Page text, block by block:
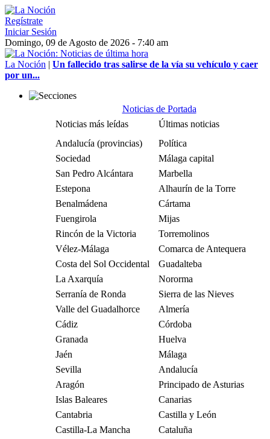
Regístrate
Iniciar Sesión
Domingo, 09 de Agosto de 2026 - 7:40 am
La Noción | Un fallecido tras salirse de la vía su vehículo y caer
por un...
Noticias de Portada
Noticias más leídas
Últimas noticias
Andalucía (provincias)
Política
Sociedad
Málaga capital
San Pedro Alcántara
Marbella
Estepona
Alhaurín de la Torre
Benalmádena
Cártama
Fuengirola
Mijas
Rincón de la Victoria
Torremolinos
Vélez-Málaga
Comarca de Antequera
Costa del Sol Occidental
Guadalteba
La Axarquía
Nororma
Serranía de Ronda
Sierra de las Nieves
Valle del Guadalhorce
Almería
Cádiz
Córdoba
Granada
Huelva
Jaén
Málaga
Sevilla
Andalucía
Aragón
Principado de Asturias
Islas Baleares
Canarias
Cantabria
Castilla y León
Castilla-La Mancha
Cataluña